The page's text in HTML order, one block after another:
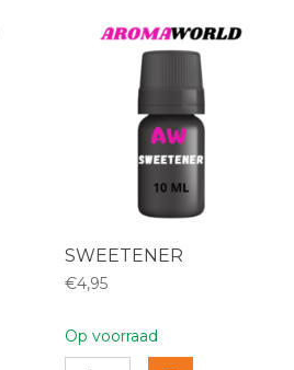
SWEETENER
€4,95
Op voorraad